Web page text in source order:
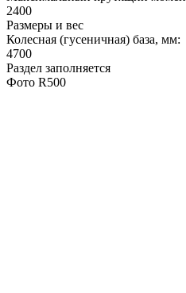
2400
Размеры и вес
Колесная (гусеничная) база, мм:
4700
Раздел заполняется
Фото R500